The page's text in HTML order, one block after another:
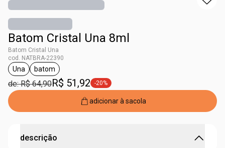
Batom Cristal Una 8ml
Batom Cristal Una
cod. NATBRA-22390
etiqueta Una
Una
etiqueta batom
batom
de: R$ 64,90R$ 51,92 etiqueta -20%
-20%
adicionar à sacola
descrição